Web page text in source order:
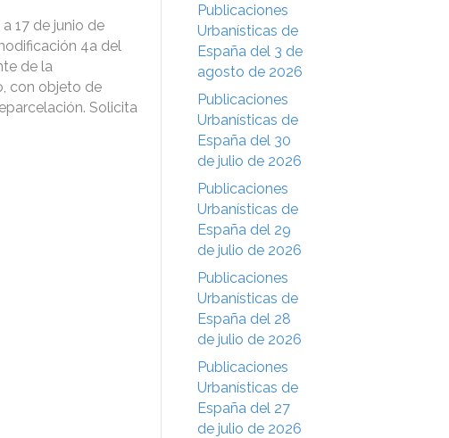
17 de junio de
4a del
de la
con objeto de
Solicita
Publicaciones
Urbanísticas de
España del 3 de
agosto de 2026
Publicaciones
Urbanísticas de
España del 30
de julio de 2026
Publicaciones
Urbanísticas de
España del 29
de julio de 2026
Publicaciones
Urbanísticas de
España del 28
de julio de 2026
Publicaciones
Urbanísticas de
España del 27
de julio de 2026